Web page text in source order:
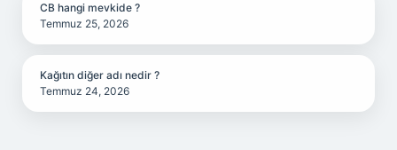
CB hangi mevkide ?
Temmuz 25, 2026
Kağıtın diğer adı nedir ?
Temmuz 24, 2026